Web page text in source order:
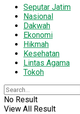
Seputar Jatim
Nasional
Dakwah
Ekonomi
Hikmah
Kesehatan
Lintas Agama
Tokoh
No Result
View All Result